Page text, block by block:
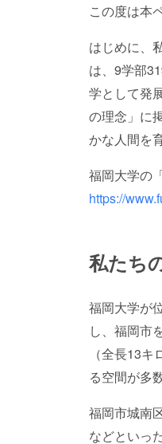
この度は本
はじめに、
は、9学部
学として発
の理念」に
かな人間を
福岡大学の
https://
私たち
福岡大学が
し、福岡市
（全長13
る空間が多
福岡市城南
などといっ